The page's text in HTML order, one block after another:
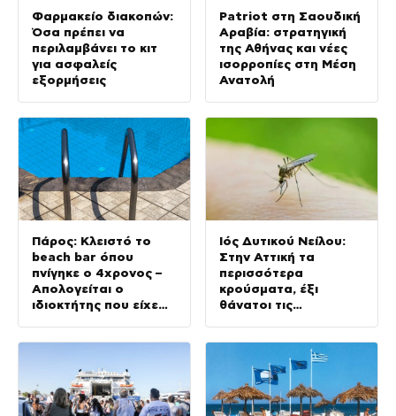
Φαρμακείο διακοπών:
Όσα πρέπει να
περιλαμβάνει το κιτ
για ασφαλείς
εξορμήσεις
Patriot στη Σαουδική
Αραβία: στρατηγική
της Αθήνας και νέες
ισορροπίες στη Μέση
Ανατολή
Πάρος: Κλειστό το
beach bar όπου
πνίγηκε ο 4χρονος –
Απολογείται ο
ιδιοκτήτης που είχε
Ιός Δυτικού Νείλου:
Στην Αττική τα
περισσότερα
κρούσματα, έξι
θάνατοι τις